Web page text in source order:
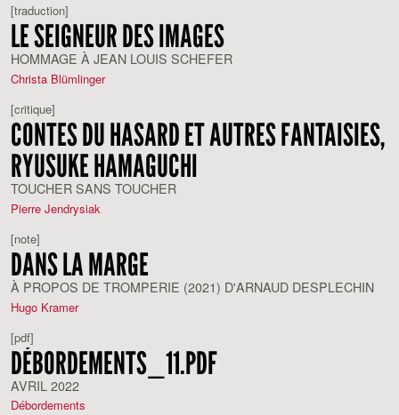
[traduction]
LE SEIGNEUR DES IMAGES
HOMMAGE À JEAN LOUIS SCHEFER
Christa Blümlinger
[critique]
CONTES DU HASARD ET AUTRES FANTAISIES,
RYUSUKE HAMAGUCHI
TOUCHER SANS TOUCHER
Pierre Jendrysiak
[note]
DANS LA MARGE
À PROPOS DE TROMPERIE (2021) D'ARNAUD DESPLECHIN
Hugo Kramer
[pdf]
DÉBORDEMENTS_11.PDF
AVRIL 2022
Débordements